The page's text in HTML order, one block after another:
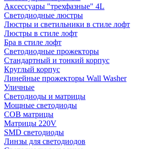
Аксессуары "трехфазные" 4L
Светодиодные люстры
Люстры и светильники в стиле лофт
Люстры в стиле лофт
Бра в стиле лофт
Светодиодные прожекторы
Стандартный и тонкий корпус
Круглый корпус
Линейные прожекторы Wall Washer
Уличные
Светодиоды и матрицы
Мощные светодиоды
COB матрицы
Матрицы 220V
SMD светодиоды
Линзы для светодиодов